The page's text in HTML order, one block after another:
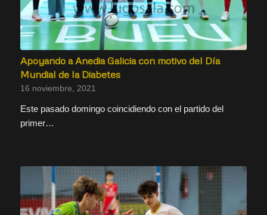
Apoyando a Anedia Galicia con motivo del Día
Mundial de la Diabetes
16 noviembre, 2021
Este pasado domingo coincidiendo con el partido del
primer…